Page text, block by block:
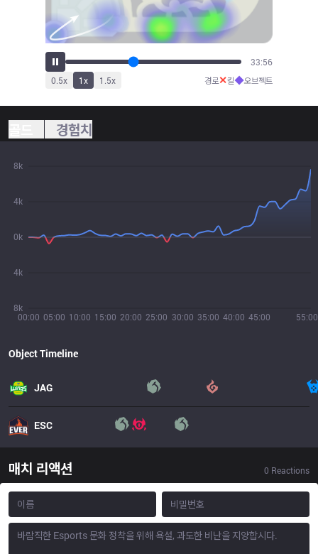
37:28
0.5x 1x 1.5x 경로✕킬◆오브젝트
경험치
00:00 05:00 10:00 15:00 20:00 25:00 30:00 35:00 40:00 45:00 55:00
8k
4k
0k
4k
8k
Object Timeline
JAG
ESC
매치 리액션 0 Reactions